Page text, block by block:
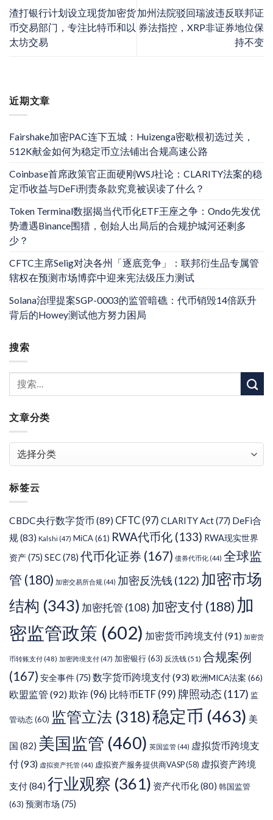
近期文章
Fairshake加密PAC连下五城：Huizenga密歇根初选过关，
512K献金如何为稳定币立法铺出合规高速公路
Coinbase首席政策官正面硬刚WSJ社论：CLARITY法案的稳
定币收益与DeFi刑责条款究竟被误读了什么？
Token Terminal数据揭当代币化ETF王座之争：Ondo先发优
势遭遇Binance围猎，创始人出局后的合规护城河还剩多
少？
CFTC主席Selig对决各州「逐底竞争」：联邦衍生品专属管
辖权在预测市场博弈中迎来宪法级压力测试
Solana治理提案SGP-0003的监管暗礁：代币销毁14倍跃升
背后的Howey测试他方努力困局
搜索
文章分类
类
标签云
CBDC央行数字货币 (89) CFTC (97) CLARITY Act(77) DeFi合
规 (83) Kalshi (47) MiCA(61) RWA代币化 (133) RWA现实世界
资产(75) SEC(78) 代币化证券 (167) 债券代币化 (44) 全球监
管 (180) 加密交易所合规 (44) 加密反洗钱 (122) 加密市场
结构 (343) 加密托管 (108) 加密支付 (188) 加
密监管政策 (602) 加密货币跨境支付(91) 加密货
币转账支付 (48) 加密跨境支付 (47) 加密银行(63) 反洗钱(51) 合规案例
(167) 安全事件(75) 数字货币跨境支付(93)欧洲MICA法案 (66)
欧盟监管 (92)欺诈 (96) 比特币ETF (99) 牌照动态 (117) 监
管动态(60) 监管立法 (318)稳定币 (463) 美
国 (82) 美国监管 (460) 英国监管 (44) 虚拟货币跨境支
付(93) 虚拟资产托管 (44) 虚拟资产服务提供商VASP(58) 虚拟资产跨境
支付(84) 行业观察 (361) 资产代币化 (80) 韩国监管
(63) 预测市场 (75)
渣打银行计划设立现货加密货
币交易部门，专注比特币和以
太坊交易
加州法院驳回瑞波违反联邦证
券法指控，XRP非证券地位保
持不变